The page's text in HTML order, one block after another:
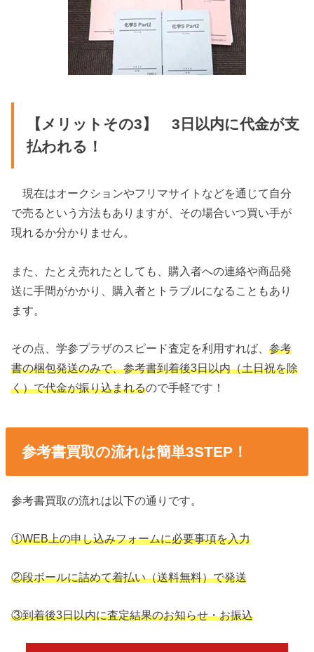
【メリットその3】 3日以内に代金が支
払われる！
現在はオークションやフリマサイトなどを通じて自分
で売るという方法もありますが、その場合いつ買い手が
現れるか分かりません。
また、たとえ売れたとしても、購入者への連絡や商品発
送に手間がかかり、購入者とトラブルになることもあり
ます。
その点、学参プラザのスピード査定を利用すれば、参考
書の梱包発送のみで、参考書到着後3日以内（土日祝を除
く）で代金が振り込まれるので手軽です！
参考書買取の流れは簡単3STEP！
参考書買取の流れは以下の通りです。
①WEB上の申し込みフォームに必要事項を入力
②段ボールに詰めて着払い（送料無料）で発送
③到着後3日以内に査定結果のお知らせ・お振込